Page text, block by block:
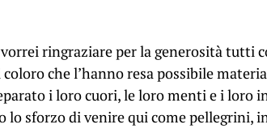
ringraziare per la generosità tutti
che l’hanno resa possibile
i loro cuori, le loro menti e i loro
lo sforzo di venire qui come pellegrini,